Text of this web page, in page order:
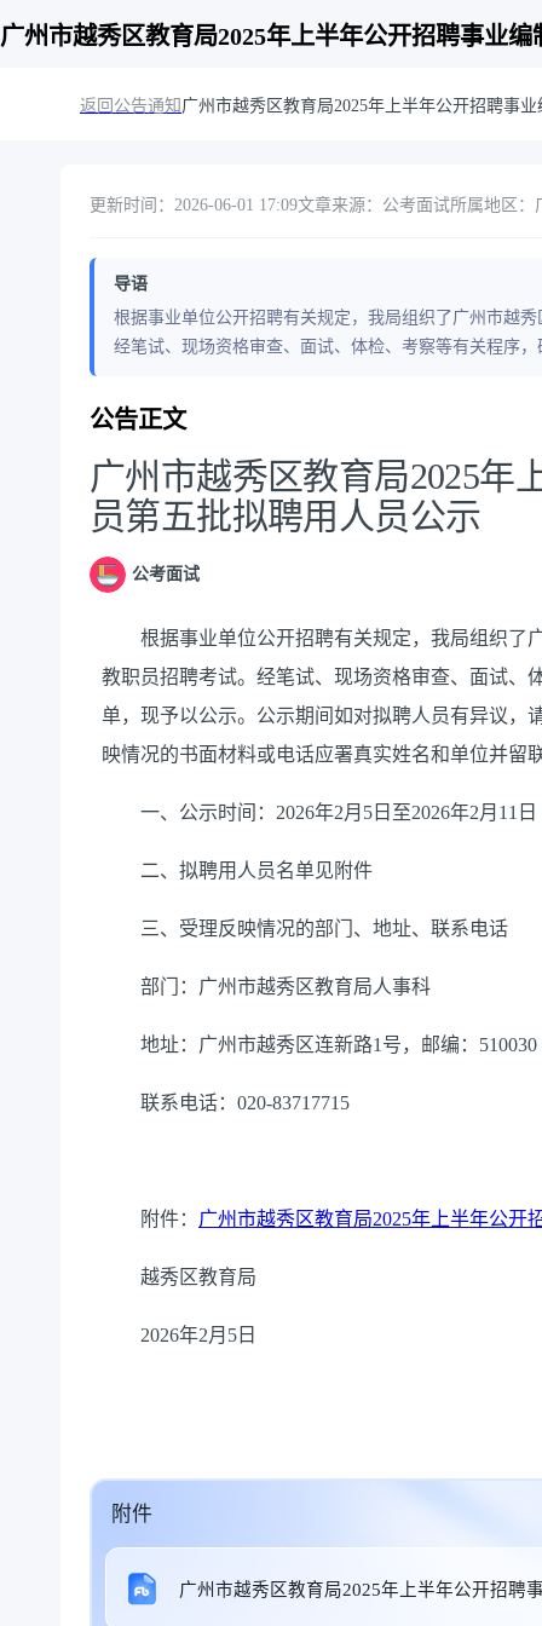
广州市越秀区教育局2025年上半年公开招聘事业
返回公告通知 广州市越秀区教育局2025年上半年公开招聘事
更新时间：2026-06-01 17:09文章来源：公考面试所属地区：
导语
根据事业单位公开招聘有关规定，我局组织了广州市越
经笔试、现场资格审查、面试、体检、考察等有关程序
公告正文
广州市越秀区教育局2025年
员第五批拟聘用人员公示
公考面试
根据事业单位公开招聘有关规定，我局组织了
教职员招聘考试。经笔试、现场资格审查、面试、
单，现予以公示。公示期间如对拟聘人员有异议，
映情况的书面材料或电话应署真实姓名和单位并留
一、公示时间：2026年2月5日至2026年2月11日
二、拟聘用人员名单见附件
三、受理反映情况的部门、地址、联系电话
部门：广州市越秀区教育局人事科
地址：广州市越秀区连新路1号，邮编：510030
联系电话：020-83717715
附件： 广州市越秀区教育局2025年上半年公开
越秀区教育局
2026年2月5日
附件
广州市越秀区教育局2025年上半年公开招聘